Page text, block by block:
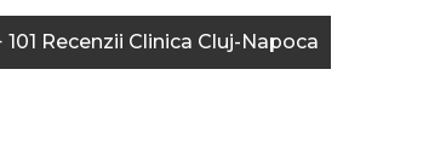
101 Recenzii Clinica Cluj-Napoca